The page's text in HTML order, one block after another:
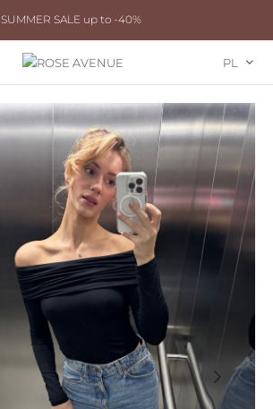
SUMMER SALE up to -40%
PL